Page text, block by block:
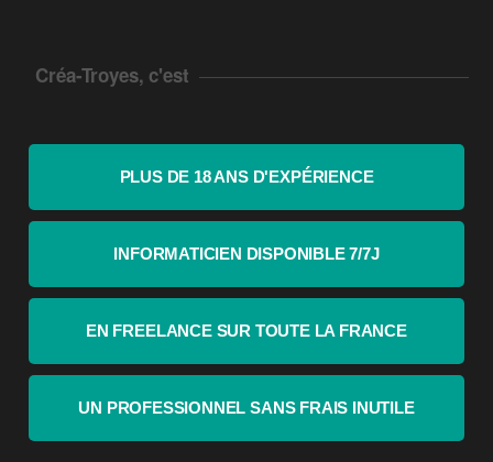
Créa-Troyes, c'est
PLUS DE 18 ANS D'EXPÉRIENCE
INFORMATICIEN DISPONIBLE 7/7J
EN FREELANCE SUR TOUTE LA FRANCE
UN PROFESSIONNEL SANS FRAIS INUTILE